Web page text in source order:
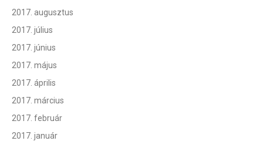
2017. augusztus
2017. július
2017. június
2017. május
2017. április
2017. március
2017. február
2017. január